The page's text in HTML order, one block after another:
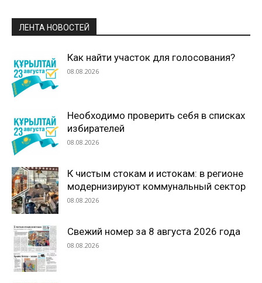
ЛЕНТА НОВОСТЕЙ
Как найти участок для голосования?
08.08.2026
Необходимо проверить себя в списках
избирателей
08.08.2026
К чистым стокам и истокам: в регионе
модернизируют коммунальный сектор
08.08.2026
Свежий номер за 8 августа 2026 года
08.08.2026